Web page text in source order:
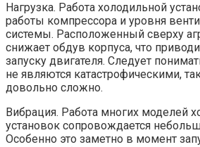
Нагрузка. Работа холодильной
работы компрессора и уровня
системы. Расположенный сверху
снижает обдув корпуса, что
запуску двигателя. Следует
не являются катастрофическими,
довольно сложно.
Вибрация. Работа многих моделей
установок сопровождается
Особенно это заметно в момент